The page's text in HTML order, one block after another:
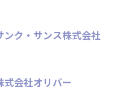
ンク・サンス株式会社
式会社オリバー